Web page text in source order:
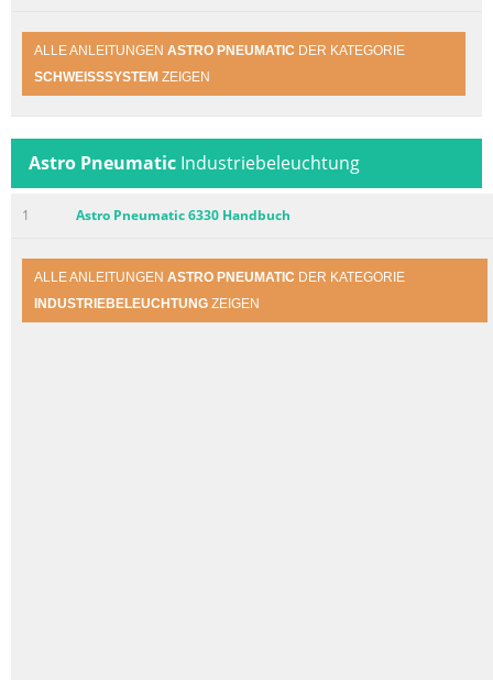
ALLE ANLEITUNGEN ASTRO PNEUMATIC DER KATEGORIE
SCHWEISSSYSTEM
ZEIGEN
Astro Pneumatic Industriebeleuchtung
1 Astro Pneumatic 6330 Handbuch
ALLE ANLEITUNGEN ASTRO PNEUMATIC DER KATEGORIE
INDUSTRIEBELEUCHTUNG ZEIGEN